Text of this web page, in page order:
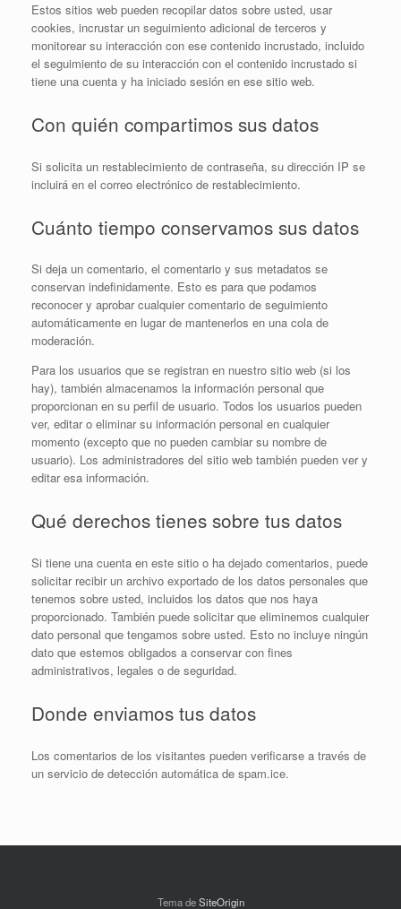
Estos sitios web pueden recopilar datos sobre usted, usar
cookies, incrustar un seguimiento adicional de terceros y
monitorear su interacción con ese contenido incrustado, incluido
el seguimiento de su interacción con el contenido incrustado si
tiene una cuenta y ha iniciado sesión en ese sitio web.
Con quién compartimos sus datos
Si solicita un restablecimiento de contraseña, su dirección IP se
incluirá en el correo electrónico de restablecimiento.
Cuánto tiempo conservamos sus datos
Si deja un comentario, el comentario y sus metadatos se
conservan indefinidamente. Esto es para que podamos
reconocer y aprobar cualquier comentario de seguimiento
automáticamente en lugar de mantenerlos en una cola de
moderación.
Para los usuarios que se registran en nuestro sitio web (si los
hay), también almacenamos la información personal que
proporcionan en su perfil de usuario. Todos los usuarios pueden
ver, editar o eliminar su información personal en cualquier
momento (excepto que no pueden cambiar su nombre de
usuario). Los administradores del sitio web también pueden ver y
editar esa información.
Qué derechos tienes sobre tus datos
Si tiene una cuenta en este sitio o ha dejado comentarios, puede
solicitar recibir un archivo exportado de los datos personales que
tenemos sobre usted, incluidos los datos que nos haya
proporcionado. También puede solicitar que eliminemos cualquier
dato personal que tengamos sobre usted. Esto no incluye ningún
dato que estemos obligados a conservar con fines
administrativos, legales o de seguridad.
Donde enviamos tus datos
Los comentarios de los visitantes pueden verificarse a través de
un servicio de detección automática de spam.ice.
Tema deSiteOrigin